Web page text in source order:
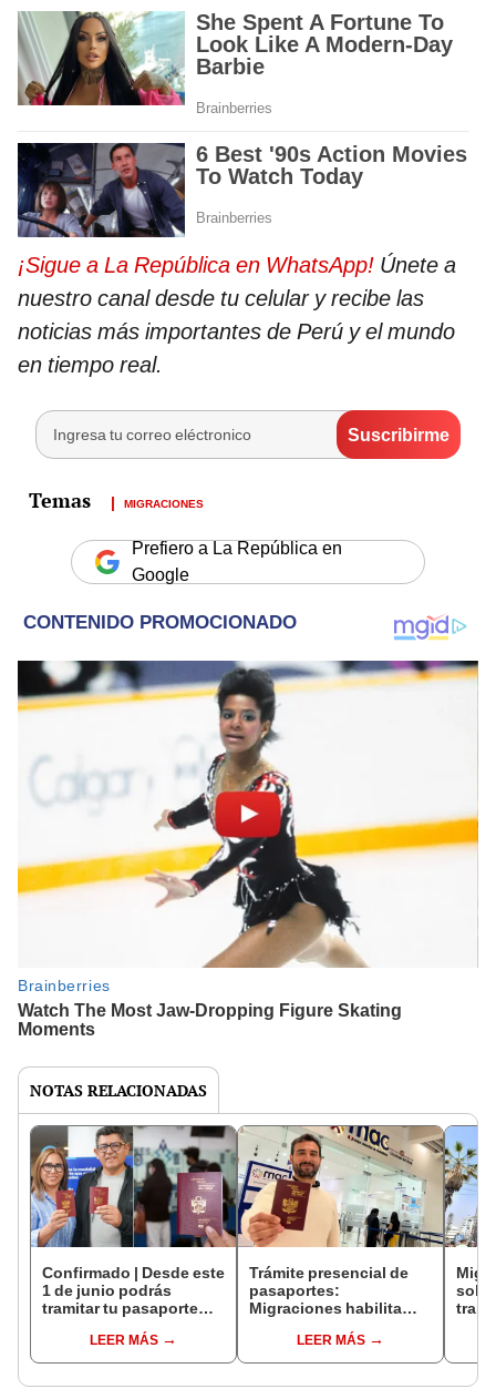
¡Sigue a La República en WhatsApp! Únete a
nuestro canal desde tu celular y recibe las
noticias más importantes de Perú y el mundo
en tiempo real.
MIGRACIONES
Prefiero a La República en
Google
NOTAS RELACIONADAS
Confirmado | Desde este
1 de junio podrás
tramitar tu pasaporte
virtual en Migraciones
LEER MÁS
Trámite presencial de
pasaportes:
Migraciones habilita
Callao y regiones
LEER MÁS